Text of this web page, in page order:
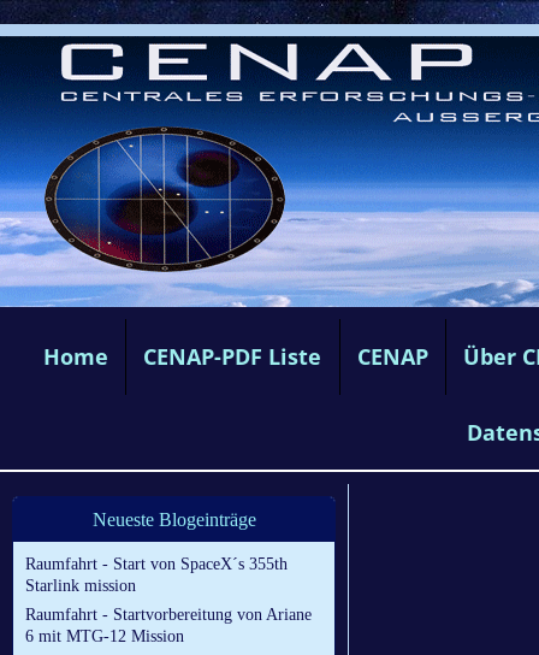
Home CENAP-PDF Liste CENAP Über
Neueste Blogeinträge
Raumfahrt - Start von SpaceX´s 355th
Starlink mission
Raumfahrt - Startvorbereitung von Ariane
6 mit MTG-12 Mission